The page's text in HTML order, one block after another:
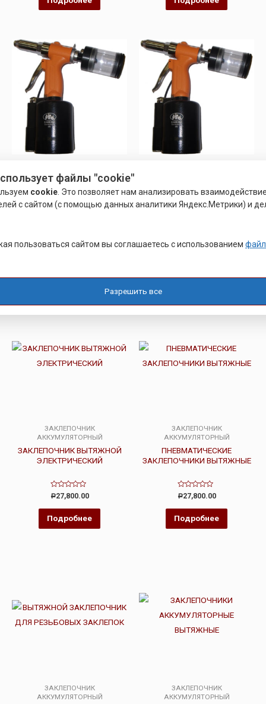
АККУМУЛЯТОРНЫЙ
УНИВЕРСАЛЬНЫЙ
ЗАКЛЕПОЧНИК ВЫТЯЖНЫХ И
РЕЗЬБОВЫХ ЗАКЛЕПОК
0
из
УНИВЕРСАЛЬНЫЙ
ЗАКЛЕПОЧНИК ВЫТЯЖНЫХ И
РЕЗЬБОВЫХ
0
из
ЗАКЛЕПОЧНИК
АККУМУЛЯТОРНЫЙ
ЗАКЛЕПОЧНИК ВЫТЯЖНОЙ
ЭЛЕКТРИЧЕСКИЙ
Оценка
0
из
Р27,800.00
Подробнее
ЗАКЛЕПОЧНИК
АККУМУЛЯТОРНЫЙ
ПНЕВМАТИЧЕСКИЕ
ЗАКЛЕПОЧНИКИ ВЫТЯЖНЫЕ
Оценка
0
из
Р27,800.00
Подробнее
ЗАКЛЕПОЧНИК
АККУМУЛЯТОРНЫЙ
ЗАКЛЕПОЧНИК
АККУМУЛЯТОРНЫЙ
файлы "cookie"
cookie . Это позволяет нам анализировать
с сайтом (с помощью данных аналитики Яндекс.Метрики) и
пользоваться сайтом вы соглашаетесь с использованием
Разрешить все